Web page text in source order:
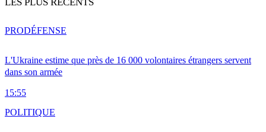
L'Ukraine estime que près de 16 000 volontaires étrangers servent
dans son armée
15:55
PRODÉFENSE
POLITIQUE